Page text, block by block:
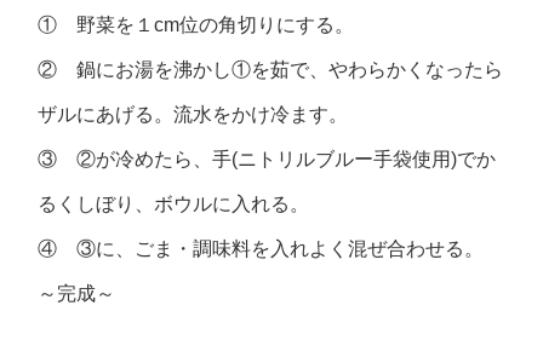
① 野菜を１cm位の角切りにする。
② 鍋にお湯を沸かし①を茹で、やわらかくなったら
ザルにあげる。流水をかけ冷ます。
③ ②が冷めたら、手(ニトリルブルー手袋使用)でか
るくしぼり、ボウルに入れる。
④ ③に、ごま・調味料を入れよく混ぜ合わせる。
～完成～